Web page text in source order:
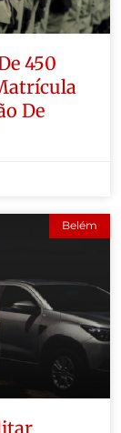
450
De
Belém